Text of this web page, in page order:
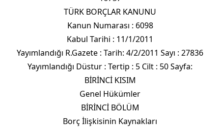
TÜRK BORÇLAR KANUNU
Kanun Numarası : 6098
Kabul Tarihi : 11/1/2011
Yayımlandığı R.Gazete : Tarih: 4/2/2011 Sayı : 27836
Yayımlandığı Düstur : Tertip : 5 Cilt : 50 Sayfa:
BİRİNCİ KISIM
Genel Hükümler
BİRİNCİ BÖLÜM
Borç İlişkisinin Kaynakları